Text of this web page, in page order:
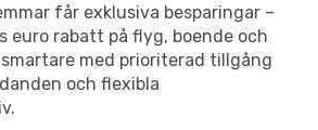
får exklusiva besparingar –
euro rabatt på flyg, boende och
med prioriterad tillgång
och flexibla